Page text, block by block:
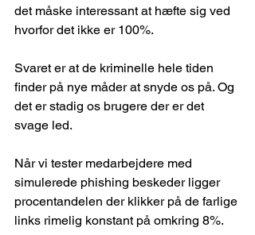
det måske interessant at hæfte sig ved
hvorfor det ikke er 100%.
Svaret er at de kriminelle hele tiden
finder på nye måder at snyde os på. Og
det er stadig os brugere der er det
svage led.
Når vi tester medarbejdere med
simulerede phishing beskeder ligger
procentandelen der klikker på de farlige
links rimelig konstant på omkring 8%.